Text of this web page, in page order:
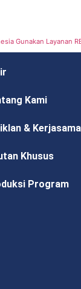
Gunakan Layanan
Kami
& Kerjasama
Khusus
Program